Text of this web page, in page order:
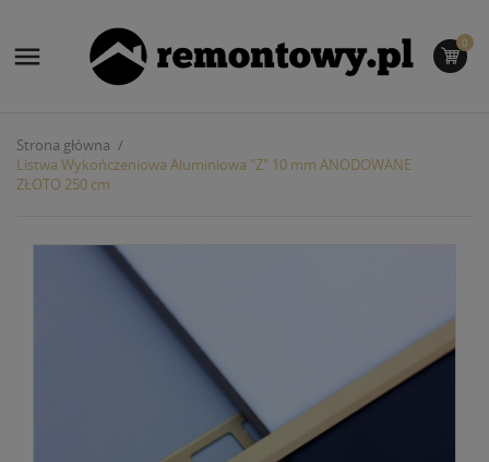
 0
Strona główna
Listwa Wykończeniowa Aluminiowa "Z" 10 mm ANODOWANE
ZŁOTO 250 cm